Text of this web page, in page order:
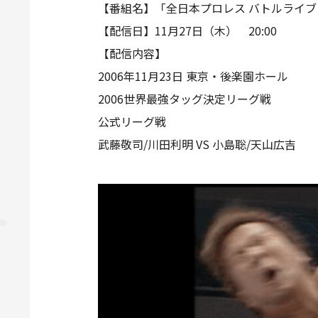
【番組名】「全日本プロレス バトルライ
【配信日】11月27日（木） 20:00
【配信内容】
2006年11月23日 東京・後楽園ホール
2006世界最強タッグ決定リーグ戦
公式リーグ戦
武藤敬司/川田利明 VS 小島聡/天山広吉